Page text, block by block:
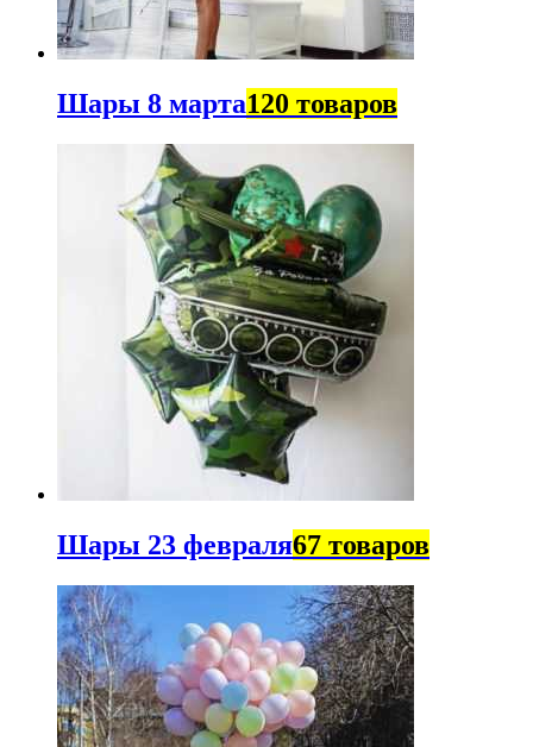
Шары 8 марта120 товаров
Шары 23 февраля67 товаров